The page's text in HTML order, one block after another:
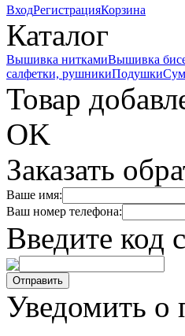
ВходРегистрацияКорзина
Каталог
Вышивка ниткамиВышивка
салфетки, рушникиПодушки
Товар
OK
Заказать
Ваше имя:
Ваш номер телефона:
Введите код
Уведомить о